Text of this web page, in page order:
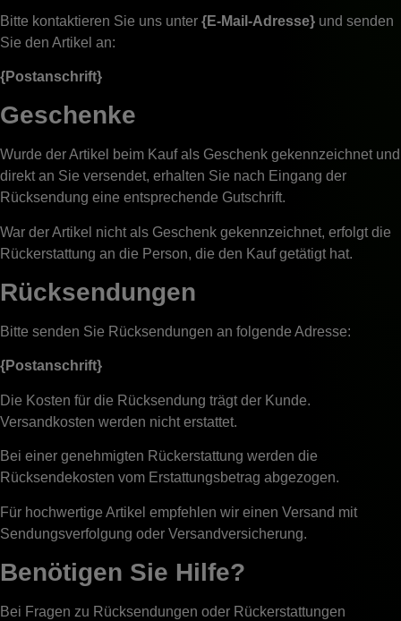
Bitte kontaktieren Sie uns unter {E-Mail-Adresse} und senden
Sie den Artikel an:
{Postanschrift}
Geschenke
Wurde der Artikel beim Kauf als Geschenk gekennzeichnet und
direkt an Sie versendet, erhalten Sie nach Eingang der
Rücksendung eine entsprechende Gutschrift.
War der Artikel nicht als Geschenk gekennzeichnet, erfolgt die
Rückerstattung an die Person, die den Kauf getätigt hat.
Rücksendungen
Bitte senden Sie Rücksendungen an folgende Adresse:
{Postanschrift}
Die Kosten für die Rücksendung trägt der Kunde.
Versandkosten werden nicht erstattet.
Bei einer genehmigten Rückerstattung werden die
Rücksendekosten vom Erstattungsbetrag abgezogen.
Für hochwertige Artikel empfehlen wir einen Versand mit
Sendungsverfolgung oder Versandversicherung.
Benötigen Sie Hilfe?
Bei Fragen zu Rücksendungen oder Rückerstattungen